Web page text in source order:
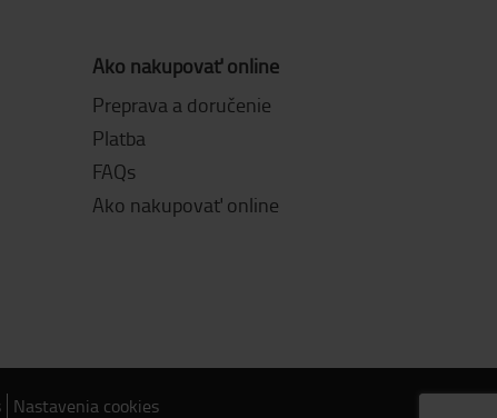
Ako nakupovať online
Preprava a doručenie
Platba
FAQs
Ako nakupovať online
Nastavenia cookies